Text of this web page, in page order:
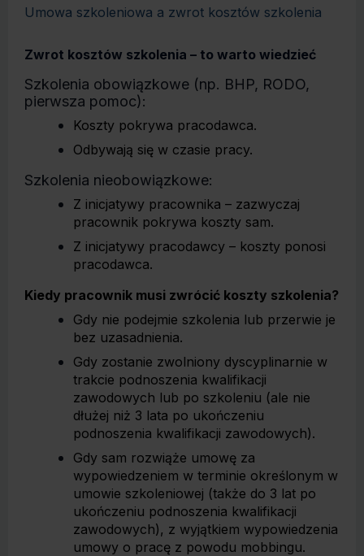
Umowa szkoleniowa a zwrot kosztów szkolenia
Zwrot kosztów szkolenia – to warto wiedzieć
Szkolenia obowiązkowe (np. BHP, RODO,
pierwsza pomoc):
Koszty pokrywa pracodawca.
Odbywają się w czasie pracy.
Szkolenia nieobowiązkowe:
Z inicjatywy pracownika – zazwyczaj
pracownik pokrywa koszty sam.
Z inicjatywy pracodawcy – koszty ponosi
pracodawca.
Kiedy pracownik musi zwrócić koszty szkolenia?
Gdy nie podejmie szkolenia lub przerwie je
bez uzasadnienia.
Gdy zostanie zwolniony dyscyplinarnie w
trakcie podnoszenia kwalifikacji
zawodowych lub po szkoleniu (ale nie
dłużej niż 3 lata po ukończeniu
podnoszenia kwalifikacji zawodowych).
Gdy sam rozwiąże umowę za
wypowiedzeniem w terminie określonym w
umowie szkoleniowej (także do 3 lat po
ukończeniu podnoszenia kwalifikacji
zawodowych), z wyjątkiem wypowiedzenia
umowy o pracę z powodu mobbingu.